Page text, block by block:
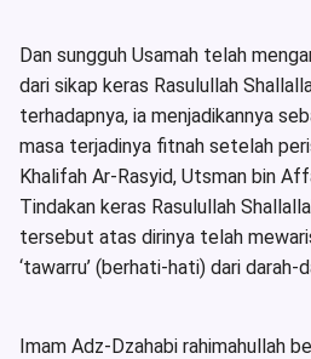
Dan sungguh Usamah telah
dari sikap keras Rasulullah
terhadapnya, ia menjadikannya
masa terjadinya fitnah setelah
Khalifah Ar-Rasyid, Utsman bin
Tindakan keras Rasulullah
tersebut atas dirinya telah
‘tawarru’ (berhati-hati) dari darah-
Imam Adz-Dzahabi rahimahullah